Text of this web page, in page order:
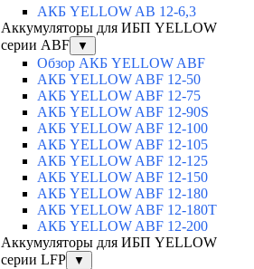
АКБ YELLOW AB 12-6,3
Аккумуляторы для ИБП YELLOW
серии ABF
▼
Обзор АКБ YELLOW ABF
АКБ YELLOW ABF 12-50
АКБ YELLOW ABF 12-75
АКБ YELLOW ABF 12-90S
АКБ YELLOW ABF 12-100
АКБ YELLOW ABF 12-105
АКБ YELLOW ABF 12-125
АКБ YELLOW ABF 12-150
АКБ YELLOW ABF 12-180
АКБ YELLOW ABF 12-180Т
АКБ YELLOW ABF 12-200
Аккумуляторы для ИБП YELLOW
серии LFP
▼